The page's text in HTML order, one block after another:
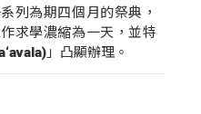
列為期四個月的祭典，
求學濃縮為一天，並特
」凸顯辦理。